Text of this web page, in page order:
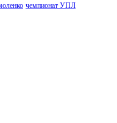
чемпионат УПЛ